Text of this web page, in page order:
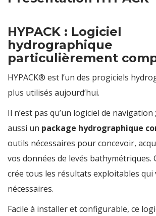
HYPACK : Logiciel
hydrographique
particulièrement
HYPACK® est l’un des progiciels
plus utilisés aujourd’hui.
Il n’est pas qu’un logiciel de navigation
aussi un package hydrographique
outils nécessaires pour concevoir,
vos données de levés bathymétriques.
crée tous les résultats exploitables qui
nécessaires.
Facile à installer et configurable, ce